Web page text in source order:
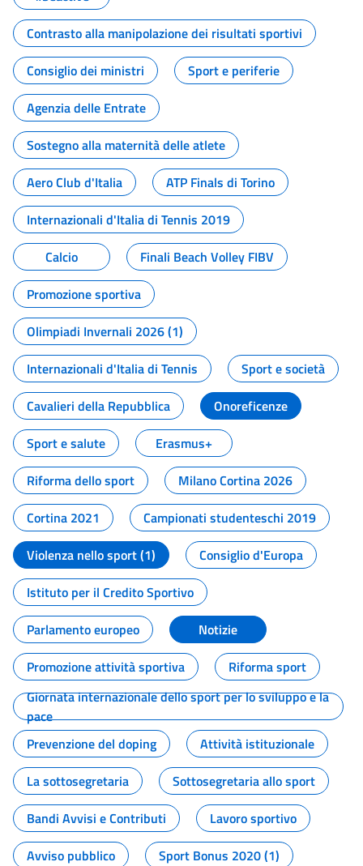
Contrasto alla manipolazione dei risultati sportivi
Consiglio dei ministri
Sport e periferie
Agenzia delle Entrate
Sostegno alla maternità delle atlete
Aero Club d'Italia
ATP Finals di Torino
Internazionali d'Italia di Tennis 2019
Calcio
Finali Beach Volley FIBV
Promozione sportiva
Olimpiadi Invernali 2026 (1)
Internazionali d'Italia di Tennis
Sport e società
Cavalieri della Repubblica
Onoreficenze
Sport e salute
Erasmus+
Riforma dello sport
Milano Cortina 2026
Cortina 2021
Campionati studenteschi 2019
Violenza nello sport (1)
Consiglio d'Europa
Istituto per il Credito Sportivo
Parlamento europeo
Notizie
Promozione attività sportiva
Riforma sport
Giornata internazionale dello sport per lo sviluppo e la
pace
Prevenzione del doping
Attività istituzionale
La sottosegretaria
Sottosegretaria allo sport
Bandi Avvisi e Contributi
Lavoro sportivo
Avviso pubblico
Sport Bonus 2020 (1)